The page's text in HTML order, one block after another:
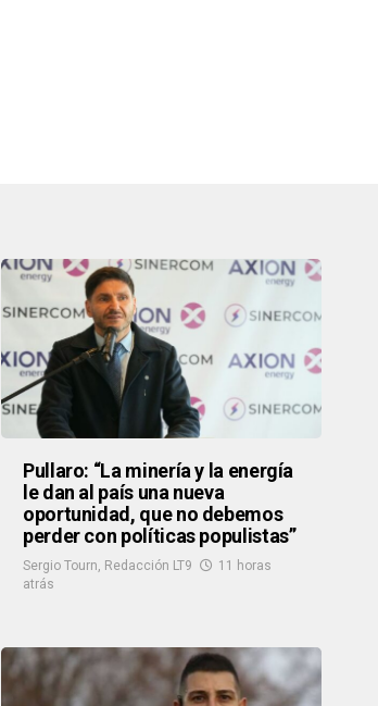
Pullaro: “La minería y la energía
le dan al país una nueva
oportunidad, que no debemos
perder con políticas populistas”
Sergio Tourn, Redacción LT9
11 horas
atrás